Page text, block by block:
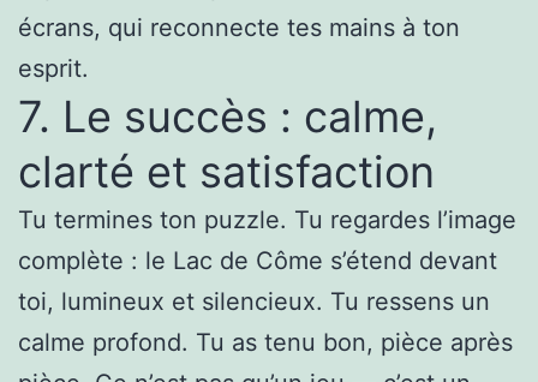
écrans, qui reconnecte tes mains à ton
esprit.
7. Le succès : calme,
clarté et satisfaction
Tu termines ton puzzle. Tu regardes l’image
complète : le Lac de Côme s’étend devant
toi, lumineux et silencieux. Tu ressens un
calme profond. Tu as tenu bon, pièce après